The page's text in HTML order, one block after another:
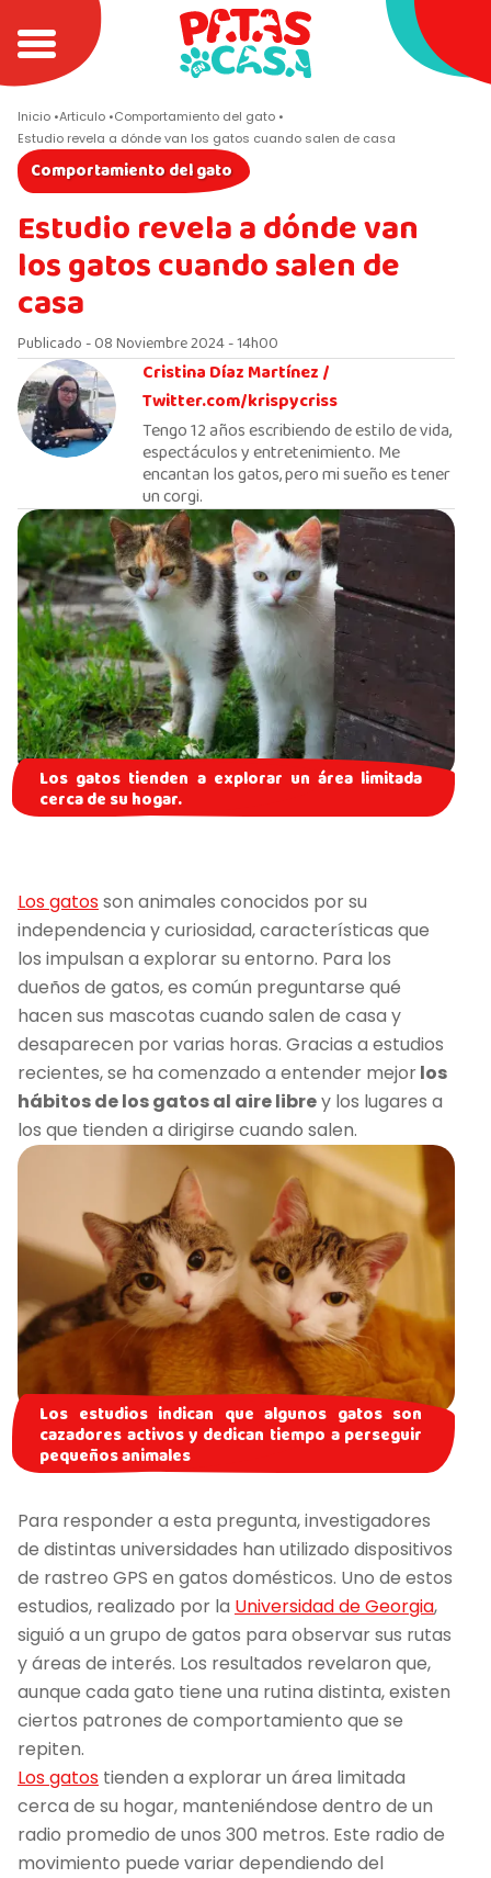
Inicio Articulo Comportamiento del gato
Estudio revela a dónde van los gatos cuando salen de casa
Comportamiento del gato
Estudio revela a dónde van
los gatos cuando salen de
casa
Publicado - 08 Noviembre 2024 - 14h00
Cristina Díaz Martínez /
Twitter.com/krispycriss
Tengo 12 años escribiendo de estilo de vida,
espectáculos y entretenimiento. Me
encantan los gatos, pero mi sueño es tener
un corgi.
Los gatos tienden a explorar un área limitada
cerca de su hogar.
Los gatosson animales conocidos por su
independencia y curiosidad, características que
los impulsan a explorar su entorno. Para los
dueños de gatos, es común preguntarse qué
hacen sus mascotas cuando salen de casa y
desaparecen por varias horas. Gracias a estudios
recientes, se ha comenzado a entender mejorlos
hábitos de los gatos al aire librey los lugares a
los que tienden a dirigirse cuando salen.
Los estudios indican que algunos gatos son
cazadores activos y dedican tiempo a perseguir
pequeños animales
Para responder a esta pregunta, investigadores
de distintas universidades han utilizado dispositivos
de rastreo GPS en gatos domésticos. Uno de estos
estudios, realizado por la Universidad de Georgia,
siguió a un grupo de gatos para observar sus rutas
y áreas de interés. Los resultados revelaron que,
aunque cada gato tiene una rutina distinta, existen
ciertos patrones de comportamiento que se
repiten.
Los gatos tienden a explorar un área limitada
cerca de su hogar, manteniéndose dentro de un
radio promedio de unos 300 metros. Este radio de
movimiento puede variar dependiendo del